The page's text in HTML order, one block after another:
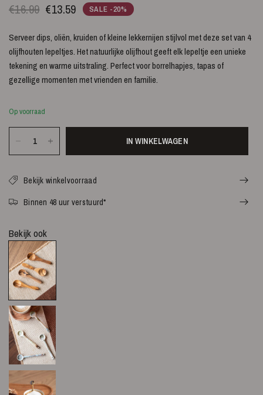
€16.99 €13.59 SALE -20%
Serveer dips, oliën, kruiden of kleine lekkernijen stijlvol met deze set van 4
olijfhouten lepeltjes. Het natuurlijke olijfhout geeft elk lepeltje een unieke
tekening en warme uitstraling. Perfect voor borrelhapjes, tapas of
gezellige momenten met vrienden en familie.
Op voorraad
IN WINKELWAGEN
Bekijk winkelvoorraad
Binnen 48 uur verstuurd*
Bekijk ook